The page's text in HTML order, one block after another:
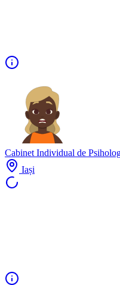
Cabinet Individual de
Iași